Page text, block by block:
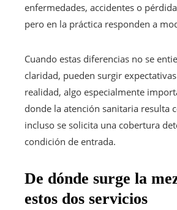
enfermedades, accidentes o
pero en la práctica responden a
Cuando estas diferencias no se
claridad, pueden surgir
realidad, algo especialmente
donde la atención sanitaria resulta
incluso se solicita una cobertura
condición de entrada.
De dónde surge la
estos dos servicios